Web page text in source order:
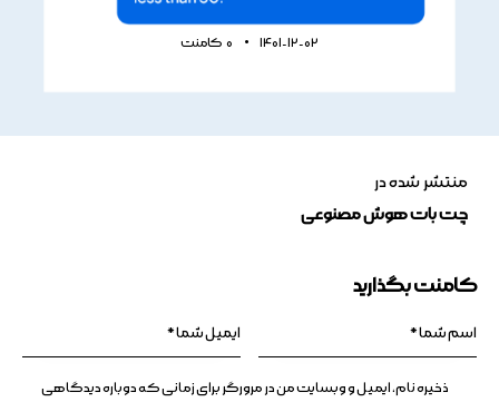
1401-12-02
0 کامنت
منتشر شده در
چت بات هوش مصنوعی
کامنت بگذارید
ذخیره نام، ایمیل و وبسایت من در مرورگر برای زمانی که دوباره دیدگاهی